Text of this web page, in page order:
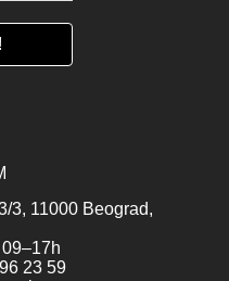
3, 11000 Beograd,
23 59